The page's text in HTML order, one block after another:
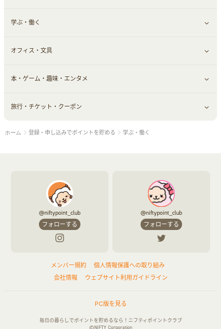
美容・ダイエット用品
脱毛用品
美容食品
スポーツ・フィットネス
日用品・薬局・からだ
車情報・カーシェア・レンタル
お役立ち
生活雑貨・家具インテリア
赤ちゃん・こども・マタニティ
ペット
すべて見る
ギフト・贈答品
フラワー
学ぶ・働く
すべて見る
習い事・学習・学校
オフィス・文具
すべて見る
オフィス・文具
本・ゲーム・趣味・エンタメ
すべて見る
ゲーム・趣味
旅行・チケット・クーポン
すべて見る
チケット・クーポン・チラシ
ホーム 登録・申し込みでポイントを貯める 学ぶ・働く
@niftypoint_club
フォローする
@niftypoint_club
フォローする
メンバー規約
個人情報保護への取り組み
会社情報
ウェブサイト利用ガイドライン
PC版を見る
毎日の暮らしでポイントを貯めるなら！ニフティポイントクラブ
©NIFTY Corporation